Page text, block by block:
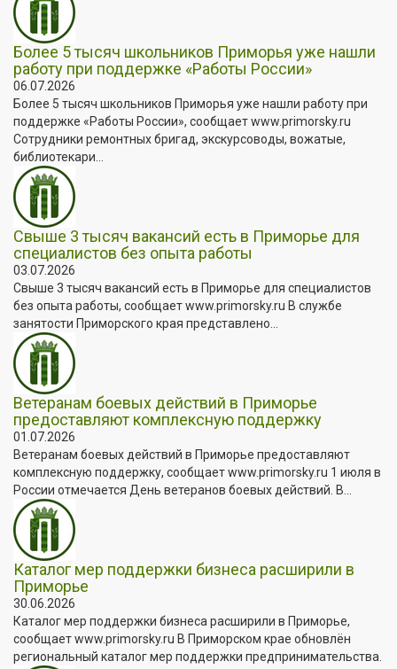
Более 5 тысяч школьников Приморья уже нашли
работу при поддержке «Работы России»
06.07.2026
Более 5 тысяч школьников Приморья уже нашли работу при
поддержке «Работы России», сообщает www.primorsky.ru
Сотрудники ремонтных бригад, экскурсоводы, вожатые,
библиотекари...
Свыше 3 тысяч вакансий есть в Приморье для
специалистов без опыта работы
03.07.2026
Свыше 3 тысяч вакансий есть в Приморье для специалистов
без опыта работы, сообщает www.primorsky.ru В службе
занятости Приморского края представлено...
Ветеранам боевых действий в Приморье
предоставляют комплексную поддержку
01.07.2026
Ветеранам боевых действий в Приморье предоставляют
комплексную поддержку, сообщает www.primorsky.ru 1 июля в
России отмечается День ветеранов боевых действий. В...
Каталог мер поддержки бизнеса расширили в
Приморье
30.06.2026
Каталог мер поддержки бизнеса расширили в Приморье,
сообщает www.primorsky.ru В Приморском крае обновлён
региональный каталог мер поддержки предпринимательства.